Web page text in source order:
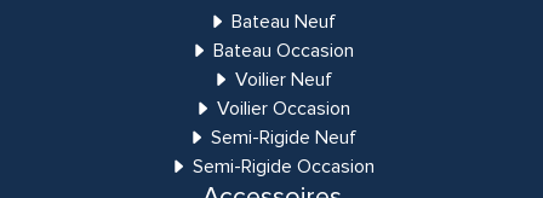
Bateau Neuf
Bateau Occasion
Voilier Neuf
Voilier Occasion
Semi-Rigide Neuf
Semi-Rigide Occasion